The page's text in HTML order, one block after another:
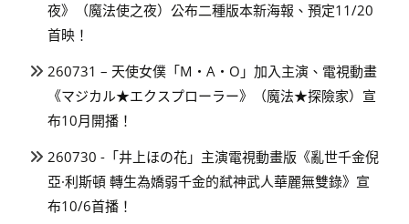
夜》（魔法使之夜）公布二種版本新海報、預定11/20
首映！
260731 – 天使女僕「M・A・O」加入主演、電視動畫
《マジカル★エクスプローラー》（魔法★探險家）宣
布10月開播！
260730 -「井上ほの花」主演電視動畫版《亂世千金倪
亞·利斯頓 轉生為嬌弱千金的弒神武人華麗無雙錄》宣
布10/6首播！